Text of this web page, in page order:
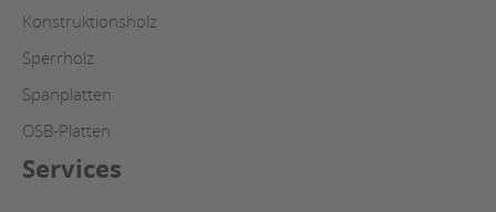
Konstruktionsholz
Sperrholz
Spanplatten
OSB-Platten
Services